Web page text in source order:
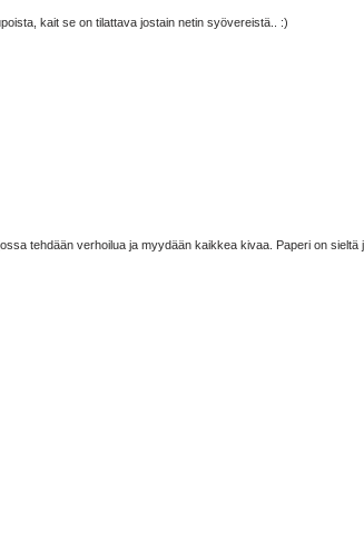
kait se on tilattava jostain netin syövereistä.. :)
tehdään verhoilua ja myydään kaikkea kivaa. Paperi on sieltä